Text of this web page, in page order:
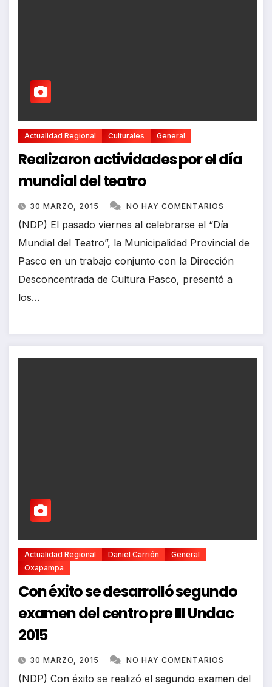
Actualidad Regional Culturales General
Realizaron actividades por el día
mundial del teatro
30 MARZO, 2015 NO HAY COMENTARIOS
(NDP) El pasado viernes al celebrarse el “Día
Mundial del Teatro”, la Municipalidad Provincial de
Pasco en un trabajo conjunto con la Dirección
Desconcentrada de Cultura Pasco, presentó a
los…
Actualidad Regional Daniel Carrión
General
Oxapampa
Con éxito se desarrolló segundo
examen del centro pre III Undac
2015
30 MARZO, 2015 NO HAY COMENTARIOS
(NDP) Con éxito se realizó el segundo examen del